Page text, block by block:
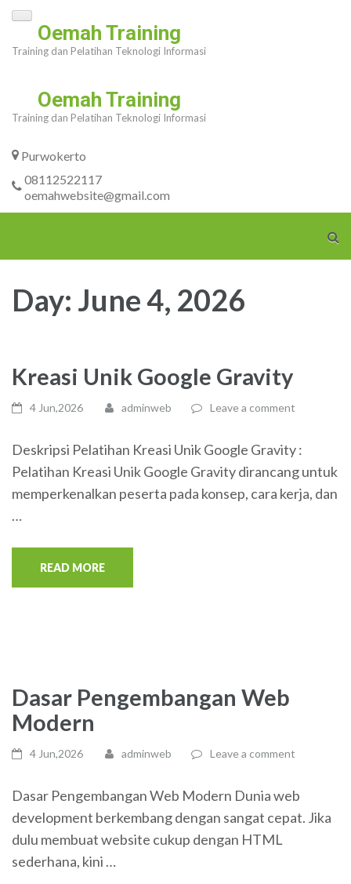
Skip
content
Enter)
Oemah Training
Training dan Pelatihan Teknologi Informasi
Oemah Training
Training dan Pelatihan Teknologi Informasi
Purwokerto
08112522117
oemahwebsite@gmail.com
Day: June 4, 2026
Kreasi Unik Google Gravity
4 Jun,2026 adminweb Leave a comment
Deskripsi Pelatihan Kreasi Unik Google Gravity :
Pelatihan Kreasi Unik Google Gravity dirancang untuk
memperkenalkan peserta pada konsep, cara kerja, dan
…
READ MORE
Dasar Pengembangan Web
Modern
4 Jun,2026 adminweb Leave a comment
Dasar Pengembangan Web Modern Dunia web
development berkembang dengan sangat cepat. Jika
dulu membuat website cukup dengan HTML
sederhana, kini …